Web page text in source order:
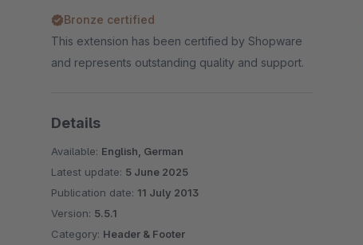
Bronze certified
This extension has been certified by Shopware
and represents outstanding quality and support.
Details
Available: English, German
Latest update: 5 June 2025
Publication date: 11 July 2013
Version: 5.5.1
Category: Header & Footer